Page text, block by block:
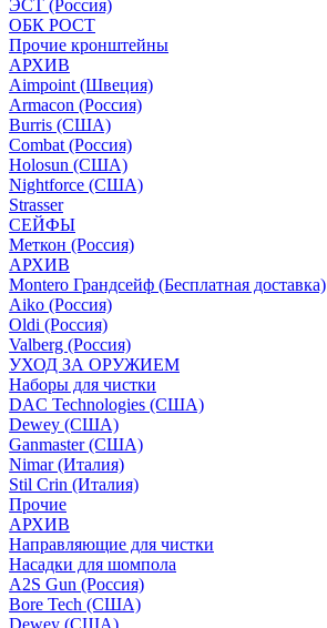
ЭСТ (Россия)
ОБК РОСТ
Прочие кронштейны
АРХИВ
Aimpoint (Швеция)
Armacon (Россия)
Burris (США)
Combat (Россия)
Holosun (США)
Nightforce (США)
Strasser
СЕЙФЫ
Меткон (Россия)
АРХИВ
Montero Грандсейф (Бесплатная доставка)
Aiko (Россия)
Oldi (Россия)
Valberg (Россия)
УХОД ЗА ОРУЖИЕМ
Наборы для чистки
DAC Technologies (США)
Dewey (США)
Ganmaster (США)
Nimar (Италия)
Stil Crin (Италия)
Прочие
АРХИВ
Направляющие для чистки
Насадки для шомпола
A2S Gun (Россия)
Bore Tech (США)
Dewey (США)